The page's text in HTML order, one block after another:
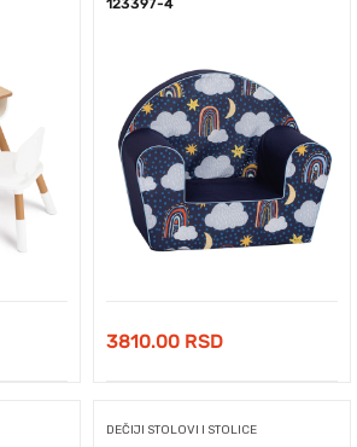
123397-4
3810.00 RSD
DEČIJI STOLOVI I STOLICE